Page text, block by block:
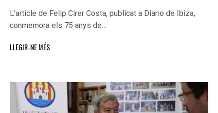
L’article de Felip Cirer Costa, publicat a Diario de Ibiza,
conmemora els 75 anys de…
LLEGIR-NE MÉS